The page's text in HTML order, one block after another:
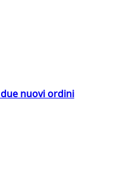
nuovi ordini